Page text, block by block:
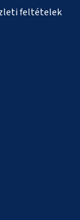
feltételek